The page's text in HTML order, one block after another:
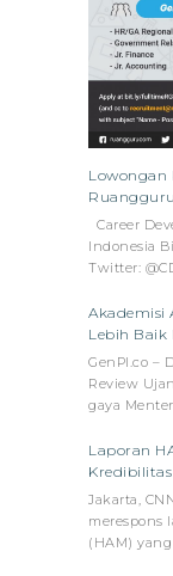
Lowongan
Career
Indonesia
Twitter:
Akademisi
Lebih Baik
GenPI.co –
Review
gaya
Laporan
Kredibilitas
Jakarta,
merespons
(HAM)